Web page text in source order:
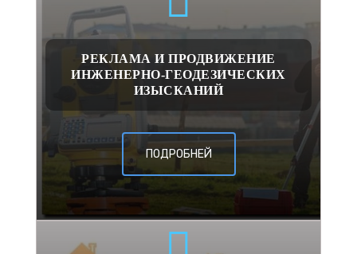
РЕКЛАМА И ПРОДВИЖЕНИЕ
ИНЖЕНЕРНО-ГЕОДЕЗИЧЕСКИХ
ИЗЫСКАНИЙ
ПОДРОБНЕЙ